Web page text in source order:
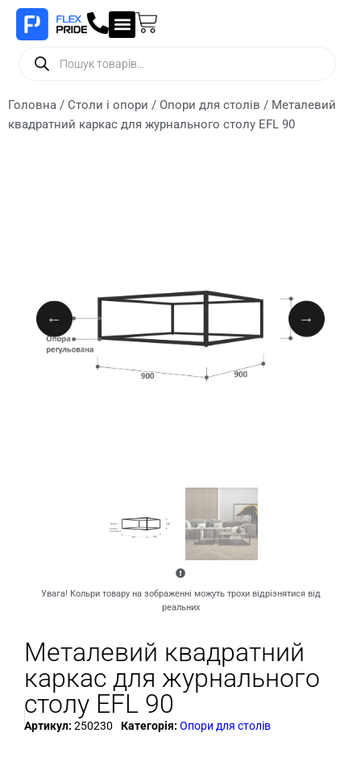
Головна / Столи і опори / Опори для столів / Металевий
квадратний каркас для журнального столу EFL 90
Увага! Кольри товару на зображенні можуть трохи відрізнятися від
реальних
Металевий квадратний
каркас для журнального
столу EFL 90
Артикул: 250230 Категорія: Опори для столів